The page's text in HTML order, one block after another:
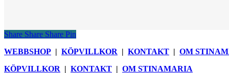
kan
väljas
på
produktsidan
Share Share Share Pin
WEBBSHOP | KÖPVILLKOR | KONTAKT | OM
KÖPVILLKOR | KONTAKT | OM STINAMARIA